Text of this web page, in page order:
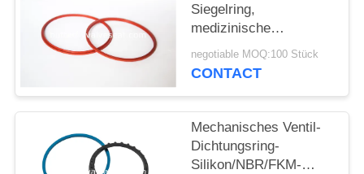
Siegelring,
medizinische
Geräte/Autoteile kleine
O-Ringe
negotiable MOQ:100 Stück
CONTACT
Mechanisches Ventil-
Dichtungsring-
Silikon/NBR/FKM-